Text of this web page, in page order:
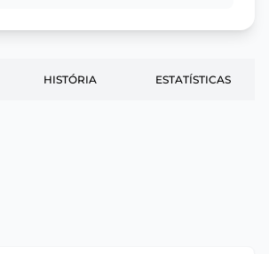
HISTÓRIA ESTATÍSTICAS